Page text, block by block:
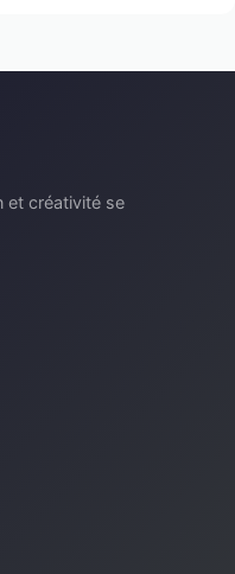
et créativité se